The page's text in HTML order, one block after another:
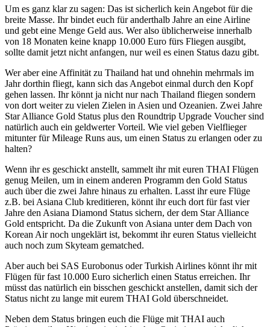
Um es ganz klar zu sagen: Das ist sicherlich kein Angebot für die
breite Masse. Ihr bindet euch für anderthalb Jahre an eine Airline
und gebt eine Menge Geld aus. Wer also üblicherweise innerhalb
von 18 Monaten keine knapp 10.000 Euro fürs Fliegen ausgibt,
sollte damit jetzt nicht anfangen, nur weil es einen Status dazu gibt.
Wer aber eine Affinität zu Thailand hat und ohnehin mehrmals im
Jahr dorthin fliegt, kann sich das Angebot einmal durch den Kopf
gehen lassen. Ihr könnt ja nicht nur nach Thailand fliegen sondern
von dort weiter zu vielen Zielen in Asien und Ozeanien. Zwei Jahre
Star Alliance Gold Status plus den Roundtrip Upgrade Voucher sind
natürlich auch ein geldwerter Vorteil. Wie viel geben Vielflieger
mitunter für Mileage Runs aus, um einen Status zu erlangen oder zu
halten?
Wenn ihr es geschickt anstellt, sammelt ihr mit euren THAI Flügen
genug Meilen, um in einem anderen Programm den Gold Status
auch über die zwei Jahre hinaus zu erhalten. Lasst ihr eure Flüge
z.B. bei Asiana Club kreditieren, könnt ihr euch dort für fast vier
Jahre den Asiana Diamond Status sichern, der dem Star Alliance
Gold entspricht. Da die Zukunft von Asiana unter dem Dach von
Korean Air noch ungeklärt ist, bekommt ihr euren Status vielleicht
auch noch zum Skyteam gematched.
Aber auch bei SAS Eurobonus oder Turkish Airlines könnt ihr mit
Flügen für fast 10.000 Euro sicherlich einen Status erreichen. Ihr
müsst das natürlich ein bisschen geschickt anstellen, damit sich der
Status nicht zu lange mit eurem THAI Gold überschneidet.
Neben dem Status bringen euch die Flüge mit THAI auch